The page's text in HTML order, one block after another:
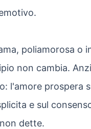
poliamorosa o
non cambia.
l'amore prospera
e sul
dette.